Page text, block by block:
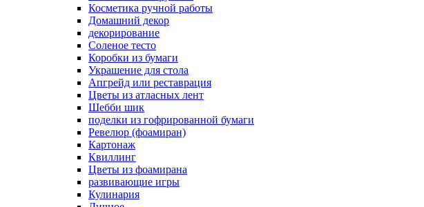
Косметика ручной работы
Домашний декор
декорирование
Соленое тесто
Коробки из бумаги
Украшение для стола
Апгрейд или реставрация
Цветы из атласных лент
Шебби шик
поделки из гофрированной бумаги
Ревелюр (фоамиран)
Картонаж
Квиллинг
Цветы из фоамирана
развивающие игры
Кулинария